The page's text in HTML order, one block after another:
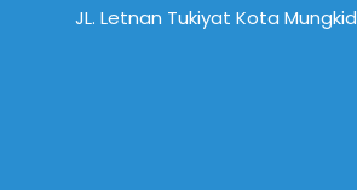
JL. Letnan Tukiyat Kota Mungkid